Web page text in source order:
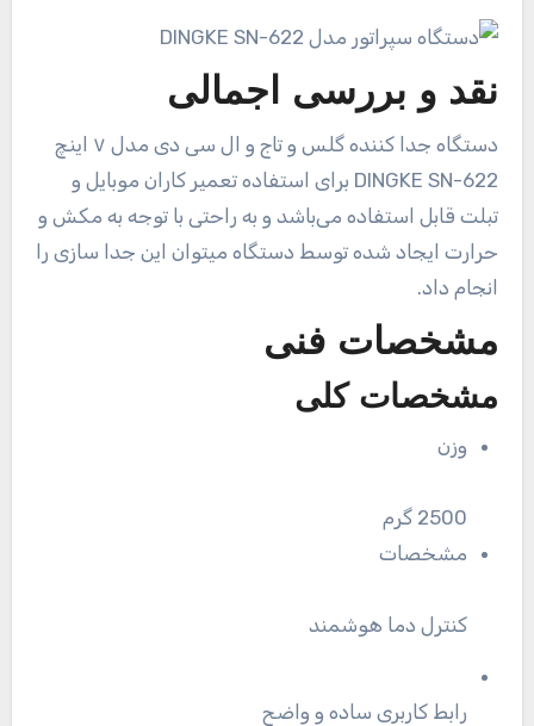
نقد و بررسی اجمالی
دستگاه جدا کننده گلس و تاج و ال سی دی مدل ۷ اینچ
DINGKE SN-622 برای استفاده تعمیر کاران موبایل و
تبلت قابل استفاده می‌باشد و به راحتی با توجه به مکش و
حرارت ایجاد شده توسط دستگاه میتوان این جدا سازی را
انجام داد.
مشخصات فنی
مشخصات کلی
وزن
2500 گرم
مشخصات
کنترل دما هوشمند
رابط کاربری ساده و واضح